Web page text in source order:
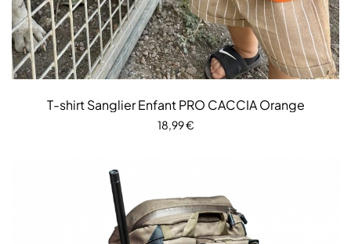
T-shirt Sanglier Enfant PRO CACCIA Orange
18,99€